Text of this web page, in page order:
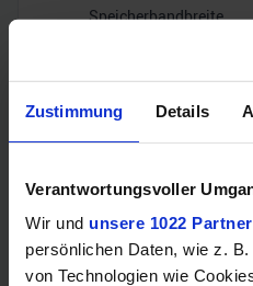
Zustimmung Details
Verantwortungsvoller
Wir und unsere 1022 Partner
persönlichen Daten, wie z.
von Technologien wie
Speicherbandbreite
HDMI